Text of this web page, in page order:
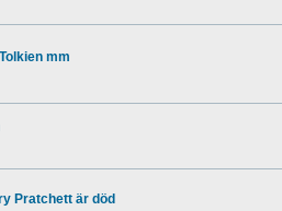
mm
Pratchett är död